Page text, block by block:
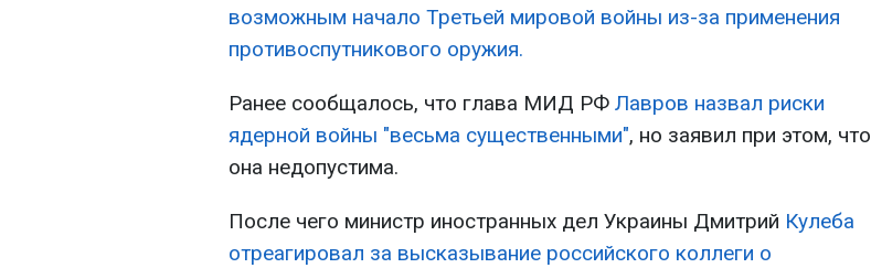
возможным начало Третьей мировой войны из-за применения
противоспутникового оружия.
Ранее сообщалось, что глава МИД РФ Лавров назвал риски
ядерной войны "весьма существенными", но заявил при этом, что
она недопустима.
После чего министр иностранных дел Украины Дмитрий Кулеба
отреагировал за высказывание российского коллеги о